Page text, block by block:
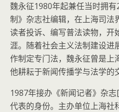
魏永征1980年起兼任当时拥
制》杂志社编辑，在上海司法
读者投诉、编写普法读物，开
涯。随着社会主义法制建设进
作制定专门法，魏永征曾是上
他耕耘于新闻传播学与法学的
1987年接办《新闻记者》杂
代表的身份。主办单位上海社